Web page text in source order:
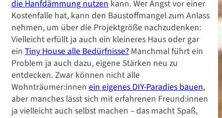
die Hanfdämmung nutzen kann. Wer Angst vor einer
Kostenfalle hat, kann den Baustoffmangel zum Anlass
nehmen, um über die Projektgröße nachzudenken:
Vielleicht erfüllt ja auch ein kleineres Haus oder gar
ein Tiny House alle Bedürfnisse? Manchmal führt ein
Problem ja auch dazu, eigene Stärken neu zu
entdecken. Zwar können nicht alle
Wohnträumer:innen ein eigenes DIY-Paradies bauen,
aber manches lässt sich mit erfahrenen Freund:innen
ja vielleicht auch selbst machen – das macht Spaß,